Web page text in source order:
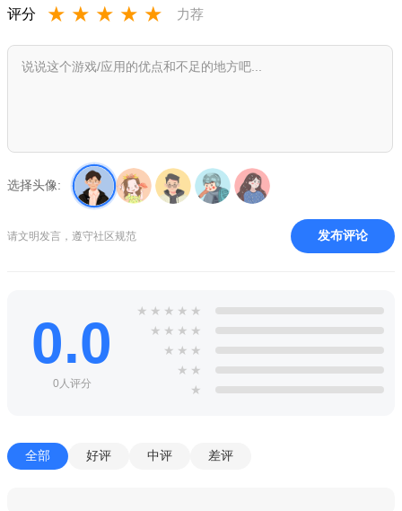
评分 ★ ★ ★ ★ ★ 力荐
选择头像:
请文明发言，遵守社区规范 发布评论
0.0
0人评分
★ ★ ★ ★ ★
★ ★ ★ ★
★ ★ ★
★ ★
★
全部 好评 中评 差评